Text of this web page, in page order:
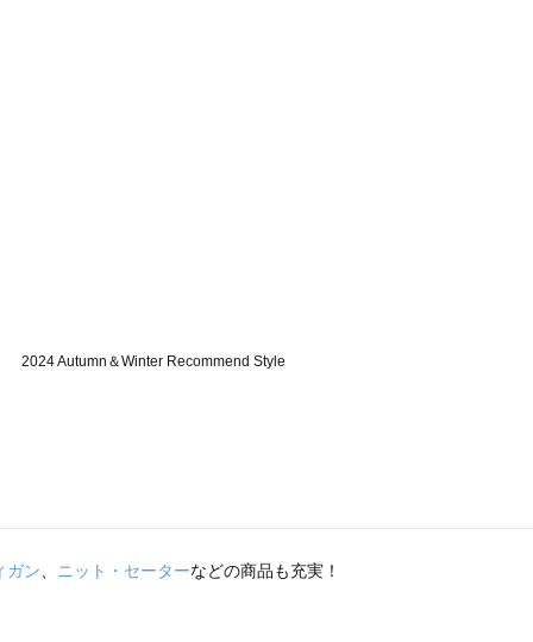
ガン、 ニット・セーターなどの商品も充実！